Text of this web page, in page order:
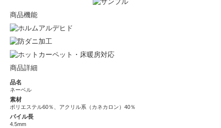
商品機能
商品詳細
品名
ネーベル
素材
ポリエステル60％、アクリル系（カネカロン）40％
パイル長
4.5mm